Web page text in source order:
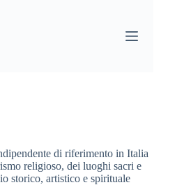
di riferimento in Italia
religioso, dei luoghi sacri e
storico, artistico e spirituale